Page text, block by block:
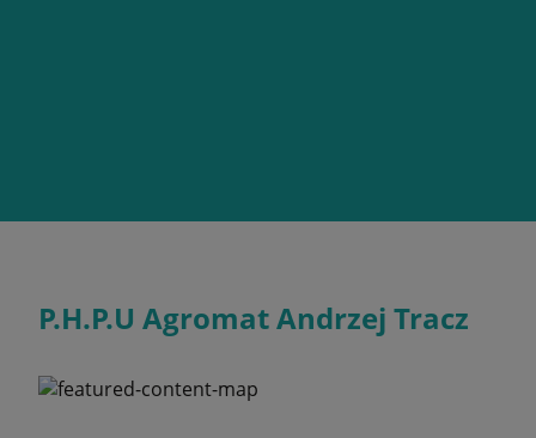
P.H.P.U Agromat Andrzej Tracz